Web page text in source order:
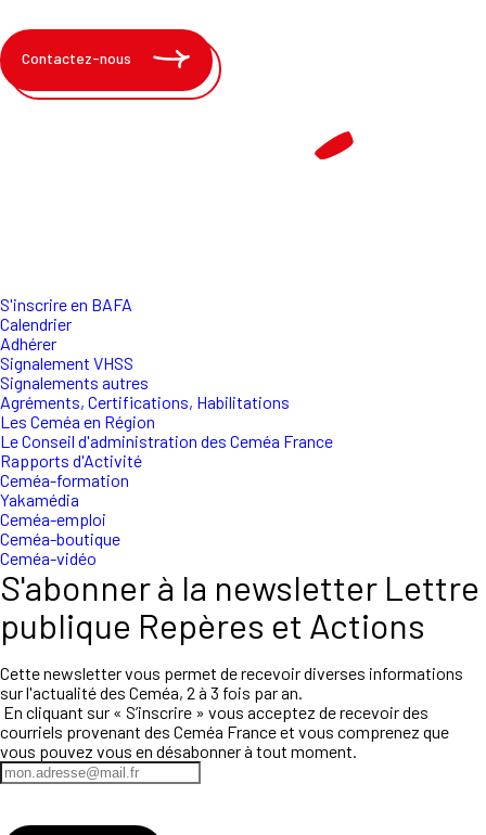
Contactez-nous
S'inscrire en BAFA
Calendrier
Adhérer
Signalement VHSS
Signalements autres
Agréments, Certifications, Habilitations
Les Ceméa en Région
Le Conseil d'administration des Ceméa France
Rapports d'Activité
Ceméa-formation
Yakamédia
Ceméa-emploi
Ceméa-boutique
Ceméa-vidéo
S'abonner à la newsletter Lettre
publique Repères et Actions
Cette newsletter vous permet de recevoir diverses informations
sur l'actualité des Ceméa, 2 à 3 fois par an.
En cliquant sur « S’inscrire » vous acceptez de recevoir des
courriels provenant des Ceméa France et vous comprenez que
vous pouvez vous en désabonner à tout moment.